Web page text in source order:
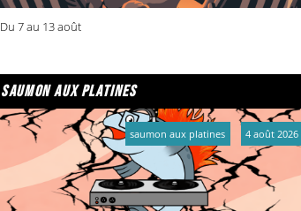
Du 7 au 13 août
saumon aux platines
saumon aux platines 4 août 2026